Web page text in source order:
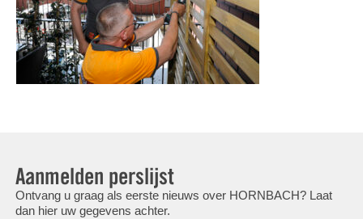
Aanmelden perslijst
Ontvang u graag als eerste nieuws over HORNBACH? Laat
dan hier uw gegevens achter.